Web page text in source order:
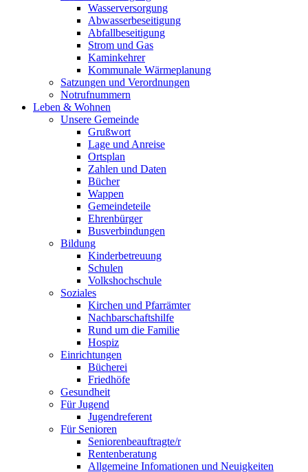
Wasserversorgung
Abwasserbeseitigung
Abfallbeseitigung
Strom und Gas
Kaminkehrer
Kommunale Wärmeplanung
Satzungen und Verordnungen
Notrufnummern
Leben & Wohnen
Unsere Gemeinde
Grußwort
Lage und Anreise
Ortsplan
Zahlen und Daten
Bücher
Wappen
Gemeindeteile
Ehrenbürger
Busverbindungen
Bildung
Kinderbetreuung
Schulen
Volkshochschule
Soziales
Kirchen und Pfarrämter
Nachbarschaftshilfe
Rund um die Familie
Hospiz
Einrichtungen
Bücherei
Friedhöfe
Gesundheit
Für Jugend
Jugendreferent
Für Senioren
Seniorenbeauftragte/r
Rentenberatung
Allgemeine Infomationen und Neuigkeiten